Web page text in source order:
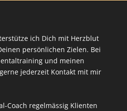
ich Dich mit Herzblut
persönlichen Zielen. Bei
und meinen
jederzeit Kontakt mit mir
Coach regelmässig Klienten